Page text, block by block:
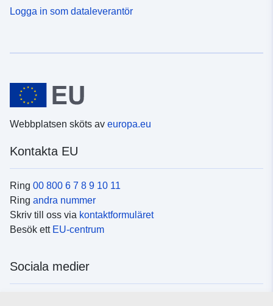
Logga in som dataleverantör
Webbplatsen sköts av europa.eu
Kontakta EU
Ring 00 800 6 7 8 9 10 11
Ring andra nummer
Skriv till oss via kontaktformuläret
Besök ett EU-centrum
Sociala medier